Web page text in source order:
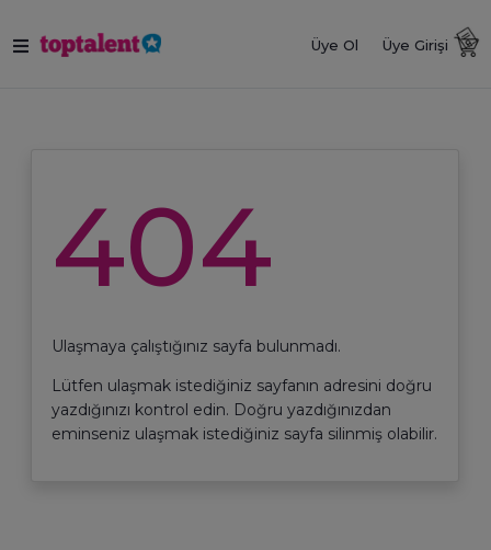
Üye Ol Üye Girişi
404
Ulaşmaya çalıştığınız sayfa bulunmadı.
Lütfen ulaşmak istediğiniz sayfanın adresini doğru
yazdığınızı kontrol edin. Doğru yazdığınızdan
eminseniz ulaşmak istediğiniz sayfa silinmiş olabilir.